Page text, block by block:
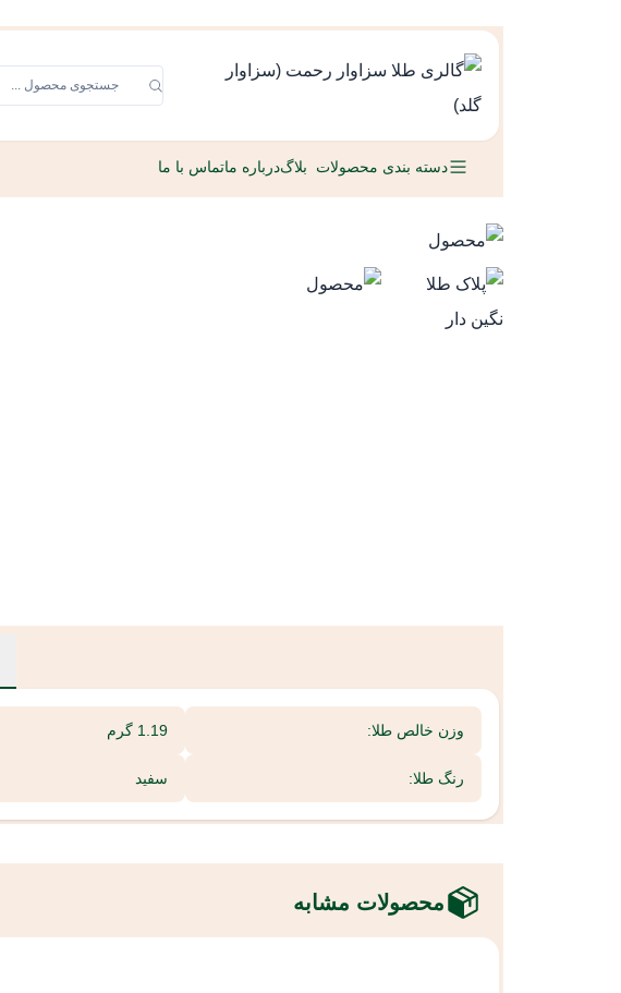
دسته بندی محصولات بلاگدرباره ماتماس با ما
وزن خالص طلا: 1.19 گرم
رنگ طلا: سفید
محصولات مشابه